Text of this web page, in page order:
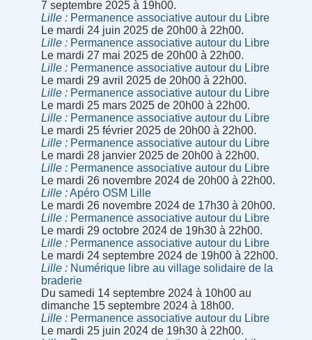
7 septembre 2025 à 19h00.
Lille
Permanence associative autour du Libre
Le mardi 24 juin 2025 de 20h00 à 22h00.
Lille
Permanence associative autour du Libre
Le mardi 27 mai 2025 de 20h00 à 22h00.
Lille
Permanence associative autour du Libre
Le mardi 29 avril 2025 de 20h00 à 22h00.
Lille
Permanence associative autour du Libre
Le mardi 25 mars 2025 de 20h00 à 22h00.
Lille
Permanence associative autour du Libre
Le mardi 25 février 2025 de 20h00 à 22h00.
Lille
Permanence associative autour du Libre
Le mardi 28 janvier 2025 de 20h00 à 22h00.
Lille
Permanence associative autour du Libre
Le mardi 26 novembre 2024 de 20h00 à 22h00.
Lille
Apéro OSM Lille
Le mardi 26 novembre 2024 de 17h30 à 20h00.
Lille
Permanence associative autour du Libre
Le mardi 29 octobre 2024 de 19h30 à 22h00.
Lille
Permanence associative autour du Libre
Le mardi 24 septembre 2024 de 19h00 à 22h00.
Lille
Numérique libre au village solidaire de la
braderie
Du samedi 14 septembre 2024 à 10h00 au
dimanche 15 septembre 2024 à 18h00.
Lille
Permanence associative autour du Libre
Le mardi 25 juin 2024 de 19h30 à 22h00.